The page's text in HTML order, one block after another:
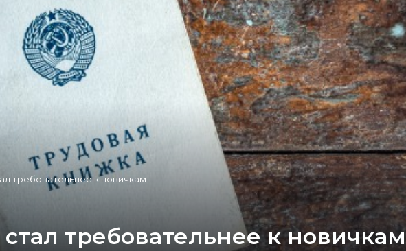
требовательнее к новичкам
требовательнее к новичкам